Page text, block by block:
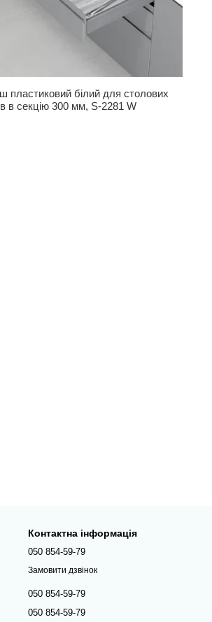
пластиковий білий для столових
в секцію 300 мм, S-2281 W
Контактна інформація
050 854-59-79
Замовити дзвінок
050 854-59-79
050 854-59-79